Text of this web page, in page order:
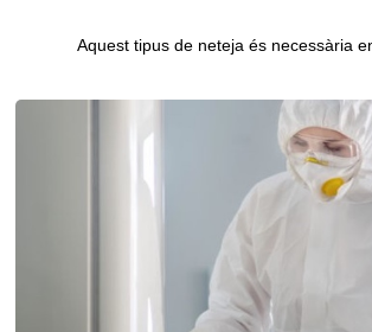
Aquest tipus de neteja és necessària